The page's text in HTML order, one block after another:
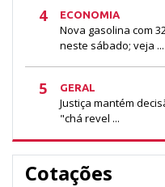
4 ECONOMIA
Nova gasolina com
neste sábado; veja ...
5 GERAL
Justiça mantém
"chá revel ...
Cotações